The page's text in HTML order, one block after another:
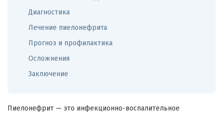
Диагностика
Лечение пиелонефрита
Прогноз и профилактика
Осложнения
Заключение
Пиелонефрит — это инфекционно-воспалительное